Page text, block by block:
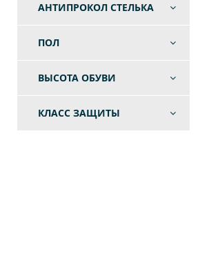
АНТИПРОКОЛ СТЕЛЬКА
ПОЛ
ВЫСОТА ОБУВИ
КЛАСС ЗАЩИТЫ